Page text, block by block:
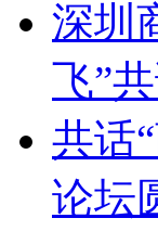
深圳
飞”
共话
论坛